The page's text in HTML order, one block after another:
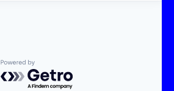
Powered by Getro.com